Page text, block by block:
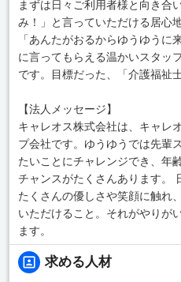
まずは日々ご利用者様と向き合
み！」と言っていただける居心
「あんたがおるからゆうゆうに
に言ってもらえる温かいスタッ
です。目標だった、「介護福祉
【法人メッセージ】
キャレオス株式会社は、キャレ
プ会社です。ゆうゆうでは先輩
たいことにチャレンジでき、年
チャンスがたくさんあります。
たくさんの優しさや笑顔に触れ
いただけること。それがやりが
ます。
求める人材